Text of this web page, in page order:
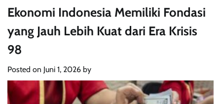
Ekonomi Indonesia Memiliki Fondasi
yang Jauh Lebih Kuat dari Era Krisis
98
Posted on Juni 1, 2026 by